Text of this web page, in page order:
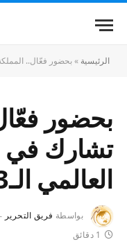
الرئيسية »بحضور فعّال.. المملكة
بحضور
تشارك في
العالمي الـ43 بالقاهرة
بواسطة فريق التحرير
1 دقائق